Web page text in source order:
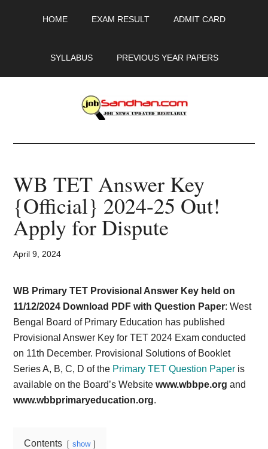
HOME EXAM RESULT ADMIT CARD
SYLLABUS PREVIOUS YEAR PAPERS
JobSandhan.Com
-
Govt
Jobs,
Admit
Card,
Result,
Syllabus,
News
WB TET Answer Key
{Official} 2024-25 Out!
Apply for Dispute
April 9, 2024
WB Primary TET Provisional Answer Key held on
11/12/2024 Download PDF with Question Paper: West
Bengal Board of Primary Education has published
Provisional Answer Key for TET 2024 Exam conducted
on 11th December. Provisional Solutions of Booklet
Series A, B, C, D of the Primary TET Question Paper is
available on the Board’s Websitewww.wbbpe.org and
www.wbbprimaryeducation.org.
Contents show